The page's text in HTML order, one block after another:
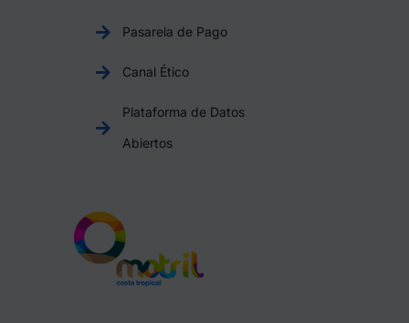
Pasarela de Pago
Canal Ético
Plataforma de Datos
Abiertos